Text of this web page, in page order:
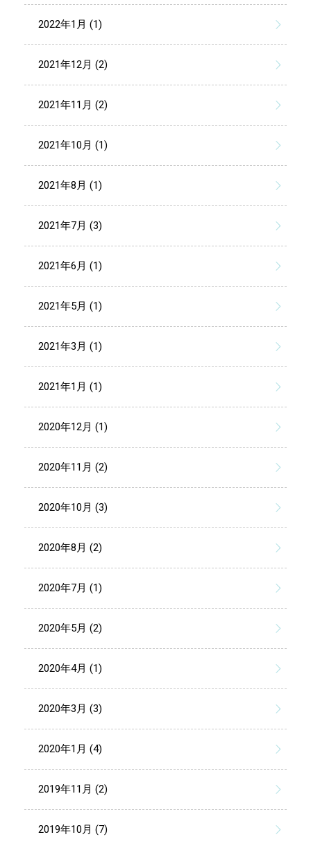
2022年1月 (1)
2021年12月 (2)
2021年11月 (2)
2021年10月 (1)
2021年8月 (1)
2021年7月 (3)
2021年6月 (1)
2021年5月 (1)
2021年3月 (1)
2021年1月 (1)
2020年12月 (1)
2020年11月 (2)
2020年10月 (3)
2020年8月 (2)
2020年7月 (1)
2020年5月 (2)
2020年4月 (1)
2020年3月 (3)
2020年1月 (4)
2019年11月 (2)
2019年10月 (7)